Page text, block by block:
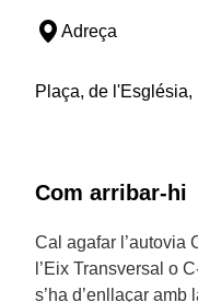
Adreça
Plaça, de l'Església,
Com arribar-hi
Cal agafar l’autovia
l’Eix Transversal o
s’ha d’enllaçar